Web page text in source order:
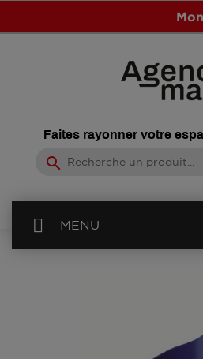
Faites rayonner votre
search
MENU